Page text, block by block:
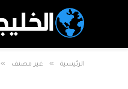
الرئيسية » غير مصنف »